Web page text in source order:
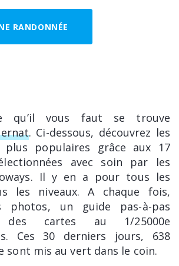
RANDONNÉE
qu’il vous faut se trouve
. Ci-dessous, découvrez les
plus populaires grâce aux 17
avec soin par les
Il y en a pour tous les
les niveaux. A chaque fois,
photos, un guide pas-à-pas
cartes au 1/25000e
Ces 30 derniers jours, 638
sont mis au vert dans le coin.